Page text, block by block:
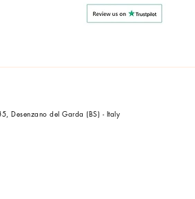
Desenzano del Garda (BS) - Italy